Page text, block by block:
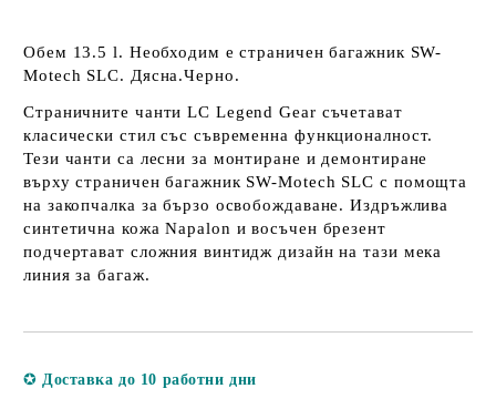
Обем 13.5 l. Необходим е страничен багажник SW-
Motech SLC. Дясна.Черно.
Страничните чанти LC Legend Gear съчетават
класически стил със съвременна функционалност.
Тези чанти са лесни за монтиране и демонтиране
върху страничен багажник SW-Motech SLC с помощта
на закопчалка за бързо освобождаване. Издръжлива
синтетична кожа Napalon и восъчен брезент
подчертават сложния винтидж дизайн на тази мека
линия за багаж.
✪ Доставка до 10 работни дни